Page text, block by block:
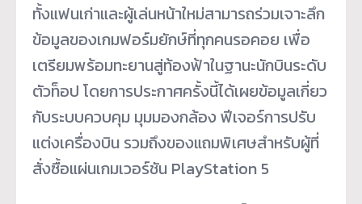
ทั้งแฟนเก่าและผู้เล่นหน้าใหม่สามารถร่วมเจาะลึก
ข้อมูลของเกมฟอร์มยักษ์ที่ทุกคนรอคอย เพื่อ
เตรียมพร้อมทะยานสู่ท้องฟ้าในฐานะนักบินระดับ
ตัวท็อป โดยการประกาศครั้งนี้ได้เผยข้อมูลเกี่ยว
กับระบบควบคุม มุมมองกล้อง ฟีเจอร์การปรับ
แต่งเครื่องบิน รวมถึงของแถมพิเศษสำหรับผู้ที่
สั่งซื้อแผ่นเกมเวอร์ชัน PlayStation 5